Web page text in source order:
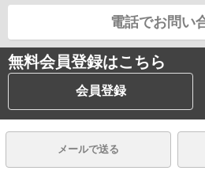
電話でお問い
無料会員登録はこちら
会員登録
メールで送る